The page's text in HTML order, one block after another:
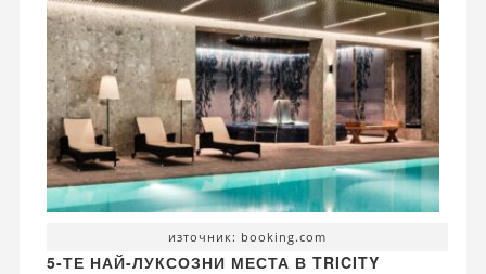
източник: booking.com
5-ТЕ НАЙ-ЛУКСОЗНИ МЕСТА В TRICITY